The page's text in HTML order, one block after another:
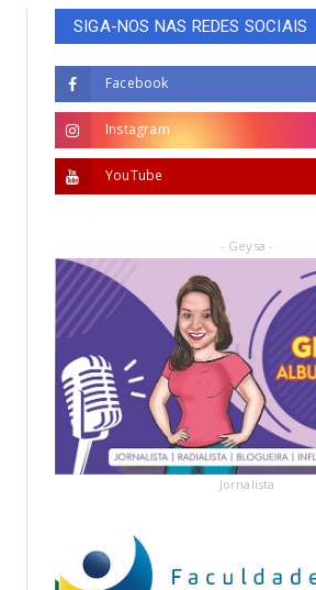
SIGA-NOS NAS REDES SOCIAIS
Facebook
Instagram
YouTube
- Geysa -
Jornalista